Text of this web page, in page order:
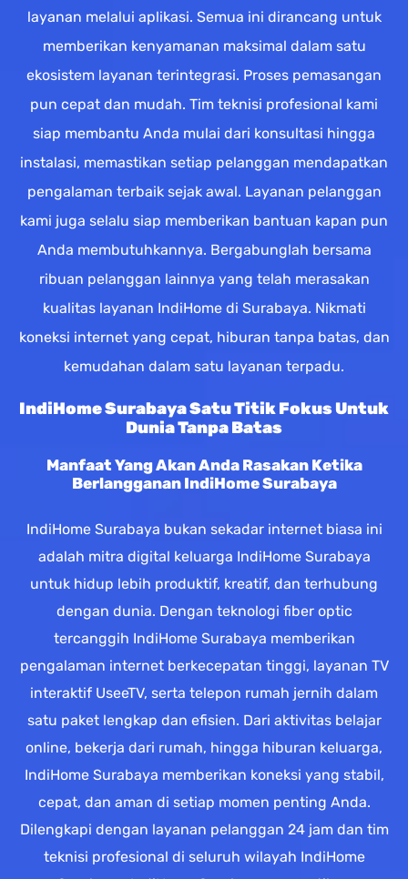
layanan melalui aplikasi. Semua ini dirancang untuk
memberikan kenyamanan maksimal dalam satu
ekosistem layanan terintegrasi. Proses pemasangan
pun cepat dan mudah. Tim teknisi profesional kami
siap membantu Anda mulai dari konsultasi hingga
instalasi, memastikan setiap pelanggan mendapatkan
pengalaman terbaik sejak awal. Layanan pelanggan
kami juga selalu siap memberikan bantuan kapan pun
Anda membutuhkannya. Bergabunglah bersama
ribuan pelanggan lainnya yang telah merasakan
kualitas layanan IndiHome di Surabaya. Nikmati
koneksi internet yang cepat, hiburan tanpa batas, dan
kemudahan dalam satu layanan terpadu.
IndiHome Surabaya Satu Titik Fokus Untuk
Dunia Tanpa Batas
Manfaat Yang Akan Anda Rasakan Ketika
Berlangganan IndiHome Surabaya
IndiHome Surabaya bukan sekadar internet biasa ini
adalah mitra digital keluarga IndiHome Surabaya
untuk hidup lebih produktif, kreatif, dan terhubung
dengan dunia. Dengan teknologi fiber optic
tercanggih IndiHome Surabaya memberikan
pengalaman internet berkecepatan tinggi, layanan TV
interaktif UseeTV, serta telepon rumah jernih dalam
satu paket lengkap dan efisien. Dari aktivitas belajar
online, bekerja dari rumah, hingga hiburan keluarga,
IndiHome Surabaya memberikan koneksi yang stabil,
cepat, dan aman di setiap momen penting Anda.
Dilengkapi dengan layanan pelanggan 24 jam dan tim
teknisi profesional di seluruh wilayah IndiHome